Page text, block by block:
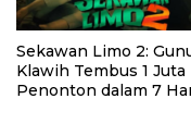
Sekawan Limo 2:
Klawih Tembus 1 Juta
Penonton dalam 7